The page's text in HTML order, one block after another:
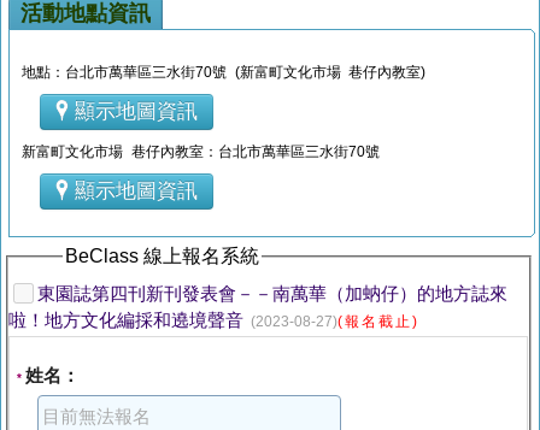
活動地點資訊
地點：台北市萬華區三水街70號 (新富町文化市場 巷仔內教室)
顯示地圖資訊
新富町文化市場 巷仔內教室：台北市萬華區三水街70號
顯示地圖資訊
BeClass 線上報名系統
東園誌第四刊新刊發表會－－南萬華（加蚋仔）的地方誌來
啦！地方文化編採和遶境聲音 (2023-08-27)(報名截止)
* 姓名：